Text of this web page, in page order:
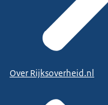
Over Rijksoverheid.nl